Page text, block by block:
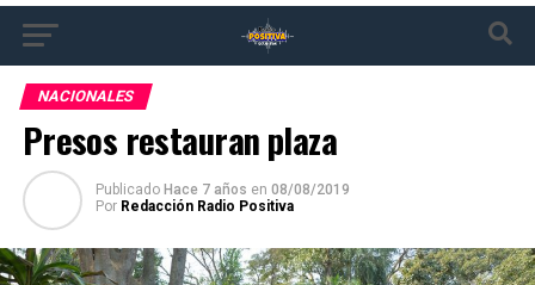
NACIONALES
Presos restauran plaza
Publicado Hace 7 años en 08/08/2019
Por Redacción Radio Positiva